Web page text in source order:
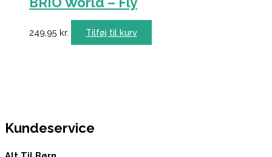
249,95 kr. Tilføj til kurv
Kundeservice